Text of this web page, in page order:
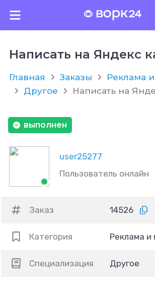
Написать на Яндекс
Главная Заказы
Реклама
Другое
Написать на
user25277
Пользователь онлайн
выполнен
Заказ 14526
Категория Реклама и
Специализация Другое